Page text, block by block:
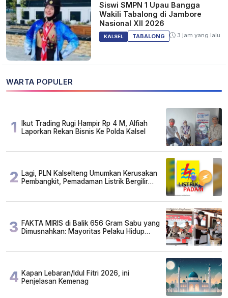
Siswi SMPN 1 Upau Bangga
Wakili Tabalong di Jambore
Nasional XII 2026
KALSEL TABALONG 3 jam yang lalu
WARTA POPULER
1
Ikut Trading Rugi Hampir Rp 4 M, Alfiah
Laporkan Rekan Bisnis Ke Polda Kalsel
2 Lagi, PLN Kalselteng Umumkan Kerusakan
Pembangkit, Pemadaman Listrik Bergilir
3 FAKTA MIRIS di Balik 656 Gram Sabu yang
Dimusnahkan: Mayoritas Pelaku Hidup
4 Kapan Lebaran/Idul Fitri 2026, ini
Penjelasan Kemenag